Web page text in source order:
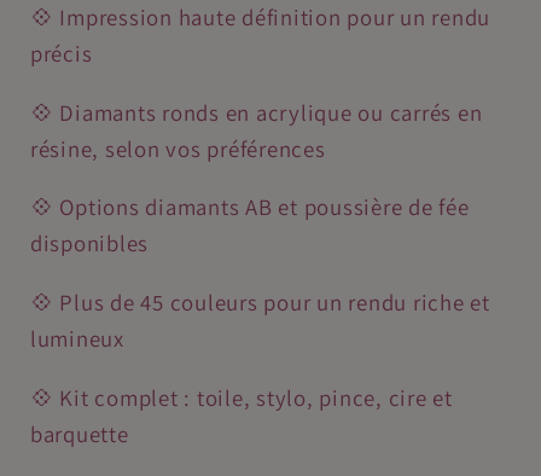
💠 Impression haute définition pour un rendu
précis
💠 Diamants ronds en acrylique ou carrés en
résine, selon vos préférences
💠 Options diamants AB et poussière de fée
disponibles
💠 Plus de 45 couleurs pour un rendu riche et
lumineux
💠 Kit complet : toile, stylo, pince, cire et
barquette